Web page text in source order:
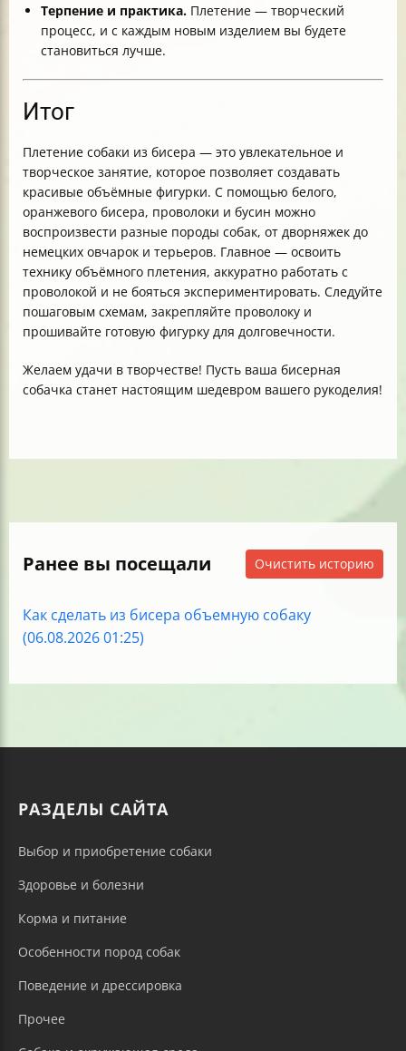
Терпение и практика. Плетение — творческий
процесс, и с каждым новым изделием вы будете
становиться лучше.
Итог
Плетение собаки из бисера — это увлекательное и
творческое занятие, которое позволяет создавать
красивые объёмные фигурки. С помощью белого,
оранжевого бисера, проволоки и бусин можно
воспроизвести разные породы собак, от дворняжек до
немецких овчарок и терьеров. Главное — освоить
технику объёмного плетения, аккуратно работать с
проволокой и не бояться экспериментировать. Следуйте
пошаговым схемам, закрепляйте проволоку и
прошивайте готовую фигурку для долговечности.
Желаем удачи в творчестве! Пусть ваша бисерная
собачка станет настоящим шедевром вашего рукоделия!
Ранее вы посещали Очистить историю
Как сделать из бисера объемную собаку
(06.08.2026 01:25)
РАЗДЕЛЫ САЙТА
Выбор и приобретение собаки
Здоровье и болезни
Корма и питание
Особенности пород собак
Поведение и дрессировка
Прочее